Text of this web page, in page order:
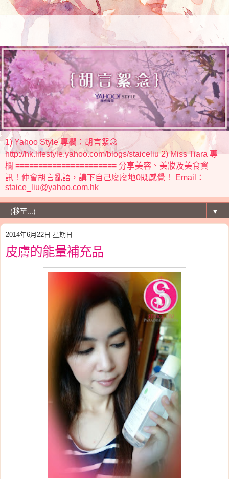
1) Yahoo Style 專欄：胡言絮念
http://hk.lifestyle.yahoo.com/blogs/staiceliu 2) Miss Tiara 專
欄 ====================== 分享美容、美妝及美食資
訊！仲會胡言亂語，講下自己廢廢地0既感覺！ Email：
staice_liu@yahoo.com.hk
▼
2014年6月22日 星期日
皮膚的能量補充品